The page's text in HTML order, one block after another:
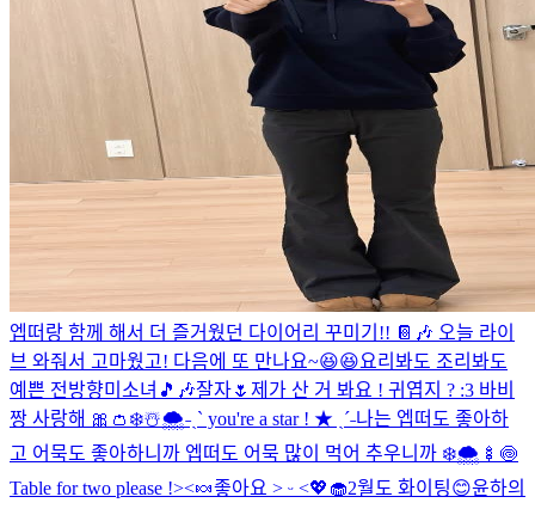
엡떠랑 함께 해서 더 즐거웠던 다이어리 꾸미기!! 📔🎶 오늘 라이
브 와줘서 고마웠고! 다음에 또 만나요~😆😆요리봐도 조리봐도
예쁜 전방향미소녀🎵🎶잘자🌷 제가 산 거 봐요 ! 귀엽지 ? :3 바비
짱 사랑해 🎀👛 ❄️☃️🌨️˗ˏˋ you're a star ! ★ ˎˊ˗나는 엡떠도 좋아하
고 어묵도 좋아하니까 엡떠도 어묵 많이 먹어 추우니까 ❄️🌨️🍢🍥
Table for two please !><🍬좋아요 ˃ ᵕ ˂💖🧁2월도 화이팅😊윤하의